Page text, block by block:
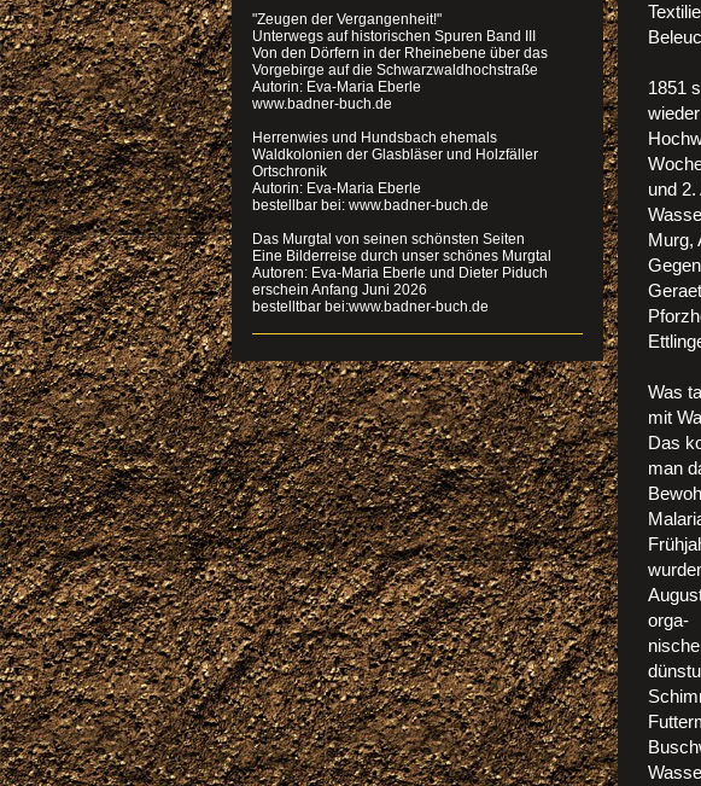
1851
und
Murg,
Was
mit
Das
man
orga-
"Zeugen der Vergangenheit!"
Unterwegs auf historischen Spuren Band III
Von den Dörfern in der Rheinebene über das
Vorgebirge auf die Schwarzwaldhochstraße
Autorin: Eva-Maria Eberle
www.badner-buch.de
Herrenwies und Hundsbach ehemals
Waldkolonien der Glasbläser und Holzfäller
Ortschronik
Autorin: Eva-Maria Eberle
bestellbar bei: www.badner-buch.de
Das Murgtal von seinen schönsten Seiten
Eine Bilderreise durch unser schönes Murgtal
Autoren: Eva-Maria Eberle und Dieter Piduch
erschein Anfang Juni 2026
bestelltbar bei:www.badner-buch.de